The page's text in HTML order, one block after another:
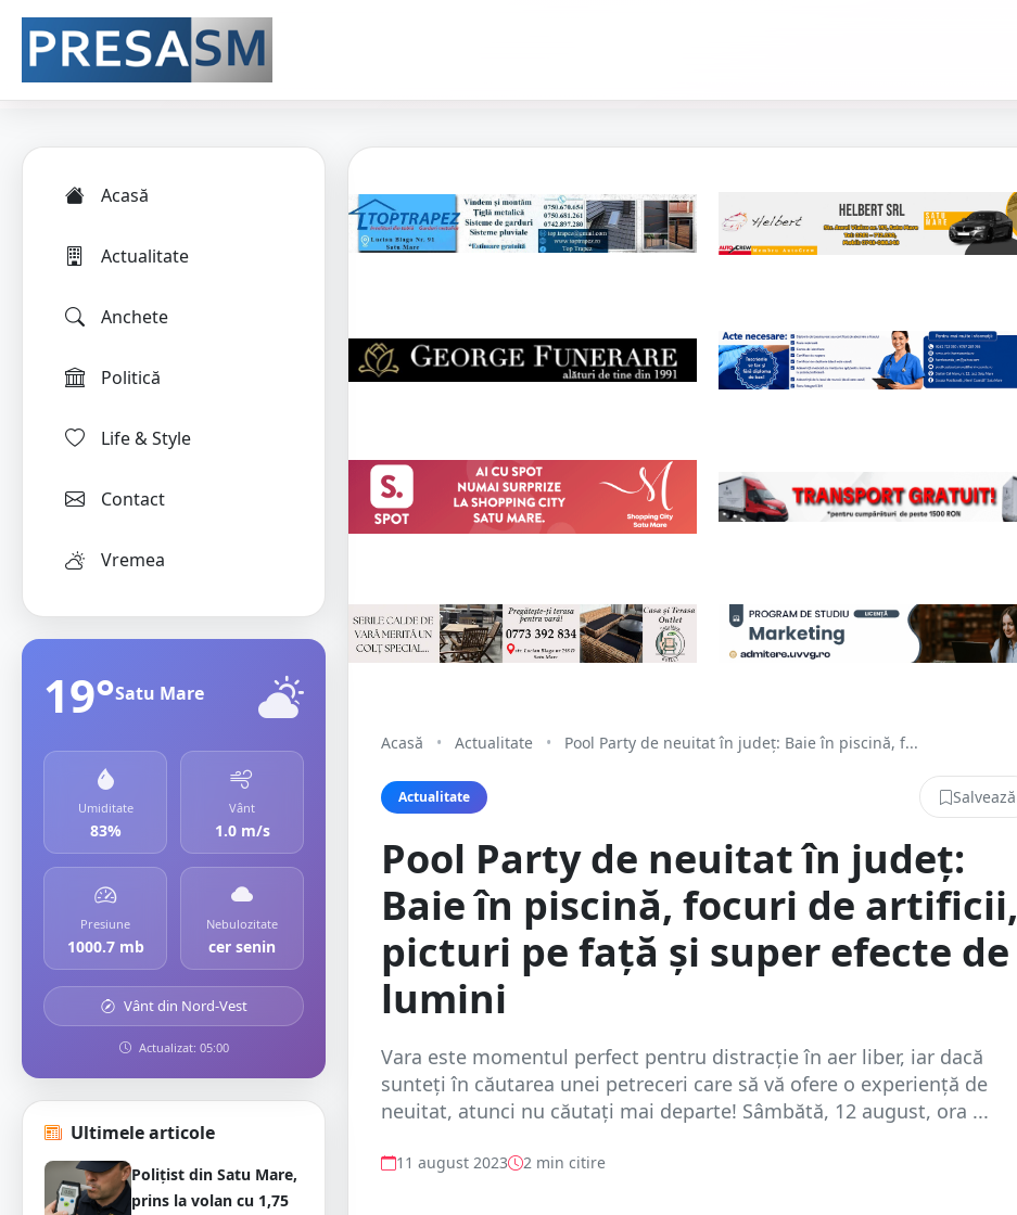
Acasă
Actualitate
Anchete
Politică
Life & Style
Contact
Vremea
19°Satu Mare
Umiditate
83%
Vânt
1.0 m/s
Presiune
1000.7 mb
Nebulozitate
cer senin
Vânt din Nord-Vest
Actualizat: 05:00
Ultimele articole
Polițist din Satu Mare,
prins la volan cu 1,75
Acasă • Actualitate • Pool Party de neuitat în județ: Baie în piscină, f...
Actualitate Salvează
Pool Party de neuitat în județ:
Baie în piscină, focuri de artificii,
picturi pe față și super efecte de
lumini
Vara este momentul perfect pentru distracție în aer liber, iar dacă
sunteți în căutarea unei petreceri care să vă ofere o experiență de
neuitat, atunci nu căutați mai departe! Sâmbătă, 12 august, ora ...
11 august 2023 2 min citire